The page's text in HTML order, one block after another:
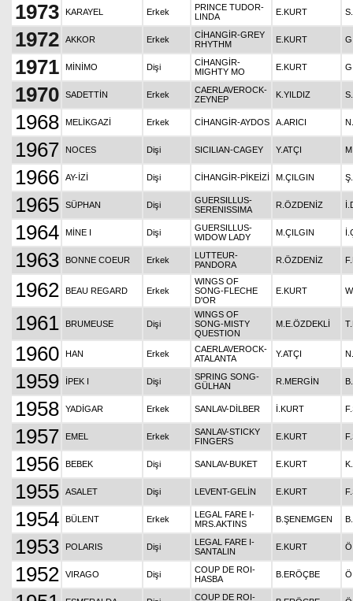
1973 KARAYEL Erkek
PRINCE TUDOR-
LINDA
E.KURT
1972 AKKOR Erkek
CİHANGİR-GREY
RHYTHM
E.KURT
1971 MİNİMO Dişi
CİHANGİR-
MIGHTY MO
E.KURT
1970 SADETTİN Erkek
CAERLAVEROCK-
ZEYNEP
K.YILDIZ
1968 MELİKGAZİ Erkek CİHANGİR-AYDOS A.ARICI
1967 NOCES Dişi SICILIAN-CAGEY Y.ATÇI
1966 AY-İZİ Dişi CİHANGİR-PİKEİZİ M.ÇILGIN
1965 SÜPHAN Dişi
GUERSILLUS-
SERENISSIMA
R.ÖZDENİZ
1964 MİNE I Dişi
GUERSILLUS-
WIDOW LADY
M.ÇILGIN
1963 BONNE COEUR Erkek
LUTTEUR-
PANDORA
R.ÖZDENİZ
1962 BEAU REGARD Erkek
WINGS OF
SONG-FLECHE
D'OR
E.KURT
1961 BRUMEUSE Dişi
WINGS OF
SONG-MISTY
QUESTION
M.E.ÖZDEKLİ
1960 HAN Erkek
CAERLAVEROCK-
ATALANTA
Y.ATÇI
1959 İPEK I Dişi
SPRING SONG-
GÜLHAN
R.MERGİN
1958 YADİGAR Erkek SANLAV-DİLBER İ.KURT
1957 EMEL Erkek
SANLAV-STICKY
FINGERS
E.KURT
1956 BEBEK Dişi SANLAV-BUKET E.KURT
1955 ASALET Dişi LEVENT-GELİN E.KURT
1954 BÜLENT Erkek
LEGAL FARE I-
MRS.AKTINS
B.ŞENEMGEN
1953 POLARIS Dişi
LEGAL FARE I-
SANTALIN
E.KURT
1952 VIRAGO Dişi
COUP DE ROI-
HASBA
B.ERÖÇBE
COUP DE ROI-